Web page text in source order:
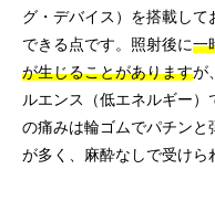
グ・デバイス）を搭載し
できる点です。照射後に一
が生じることがありますが
ルエンス（低エネルギー
の痛みは輪ゴムでパチンと
が多く、麻酔なしで受けら